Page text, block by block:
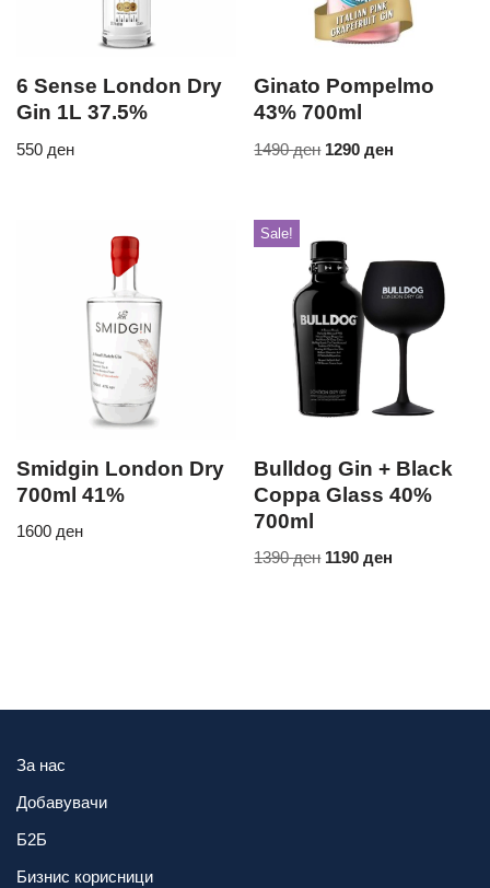
6 Sense London Dry
Gin 1L 37.5%
550 ден
Ginato Pompelmo
43% 700ml
1490ден 1290ден
Smidgin London Dry
700ml 41%
1600 ден
Sale!
Bulldog Gin + Black
Coppa Glass 40%
700ml
1390ден 1190ден
За нас
Добавувачи
Б2Б
Бизнис корисници